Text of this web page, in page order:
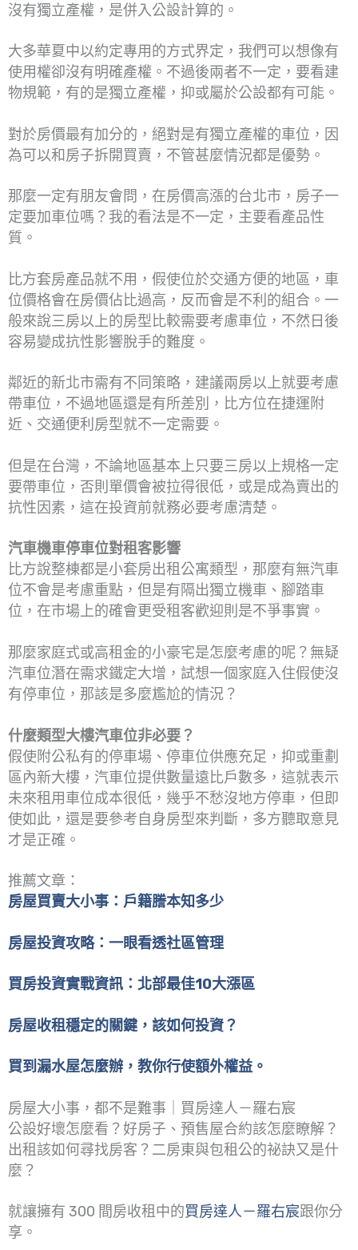
沒有獨立產權，是併入公設計算的。
大多華夏中以約定專用的方式界定，我們可以想像有
使用權卻沒有明確產權。不過後兩者不一定，要看建
物規範，有的是獨立產權，抑或屬於公設都有可能。
對於房價最有加分的，絕對是有獨立產權的車位，因
為可以和房子拆開買賣，不管甚麼情況都是優勢。
那麼一定有朋友會問，在房價高漲的台北市，房子一
定要加車位嗎？我的看法是不一定，主要看產品性
質。
比方套房產品就不用，假使位於交通方便的地區，車
位價格會在房價佔比過高，反而會是不利的組合。一
般來說三房以上的房型比較需要考慮車位，不然日後
容易變成抗性影響脫手的難度。
鄰近的新北市需有不同策略，建議兩房以上就要考慮
帶車位，不過地區還是有所差別，比方位在捷運附
近、交通便利房型就不一定需要。
但是在台灣，不論地區基本上只要三房以上規格一定
要帶車位，否則單價會被拉得很低，或是成為賣出的
抗性因素，這在投資前就務必要考慮清楚。
汽車機車停車位對租客影響
比方說整棟都是小套房出租公寓類型，那麼有無汽車
位不會是考慮重點，但是有隔出獨立機車、腳踏車
位，在市場上的確會更受租客歡迎則是不爭事實。
那麼家庭式或高租金的小豪宅是怎麼考慮的呢？無疑
汽車位潛在需求鐵定大增，試想一個家庭入住假使沒
有停車位，那該是多麼尷尬的情況？
什麼類型大樓汽車位非必要？
假使附公私有的停車場、停車位供應充足，抑或重劃
區內新大樓，汽車位提供數量遠比戶數多，這就表示
未來租用車位成本很低，幾乎不愁沒地方停車，但即
使如此，還是要參考自身房型來判斷，多方聽取意見
才是正確。
推薦文章：
房屋買賣大小事：戶籍謄本知多少
房屋投資攻略：一眼看透社區管理
買房投資實戰資訊：北部最佳10大漲區
房屋收租穩定的關鍵，該如何投資？
買到漏水屋怎麼辦，教你行使額外權益。
房屋大小事，都不是難事｜買房達人－羅右宸
公設好壞怎麼看？好房子、預售屋合約該怎麼瞭解？
出租該如何尋找房客？二房東與包租公的祕訣又是什
麼？
就讓擁有 300 間房收租中的買房達人－羅右宸跟你分
享。